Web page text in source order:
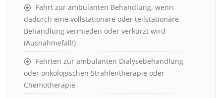
Fahrt zur ambulanten Behandlung, wenn
dadurch eine vollstationäre oder teilstationäre
Behandlung vermieden oder verkürzt wird
(Ausnahmefall!)
Fahrten zur ambulanten Dialysebehandlung
oder onkologischen Strahlentherapie oder
Chemotherapie